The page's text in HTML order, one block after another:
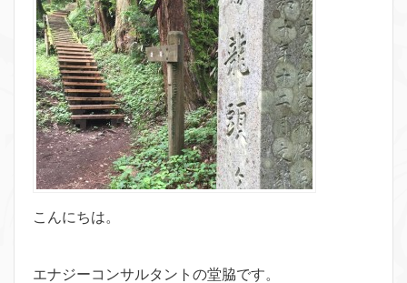
こんにちは。
エナジーコンサルタントの堂脇です。